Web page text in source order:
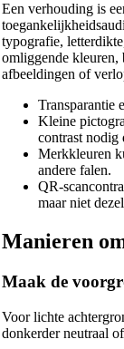
Een verhouding is
typografie,
omliggende kleuren,
afbeeldingen of
Transparantie
Kleine
contrast nodig
Merkkleuren
andere falen.
QR-
maar niet
Manieren
Maak de
Voor lichte
donkerder neutraal